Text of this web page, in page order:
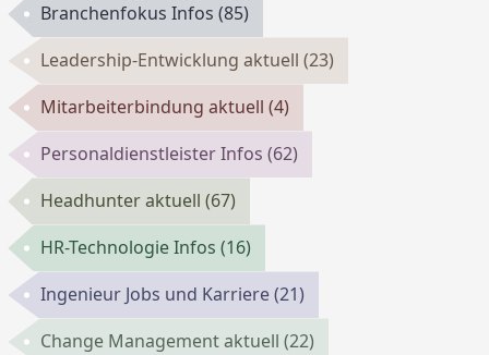
Branchenfokus Infos(85)
Leadership-Entwicklung aktuell(23)
Mitarbeiterbindung aktuell(4)
Personaldienstleister Infos(62)
Headhunter aktuell(67)
HR-Technologie Infos(16)
Ingenieur Jobs und Karriere(21)
Change Management aktuell(22)